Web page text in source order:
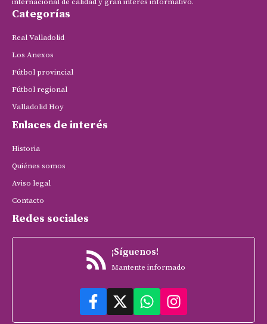
Categorías
Real Valladolid
Los Anexos
Fútbol provincial
Fútbol regional
Valladolid Hoy
Enlaces de interés
Historia
Quiénes somos
Aviso legal
Contacto
Redes sociales
¡Síguenos!
Mantente informado